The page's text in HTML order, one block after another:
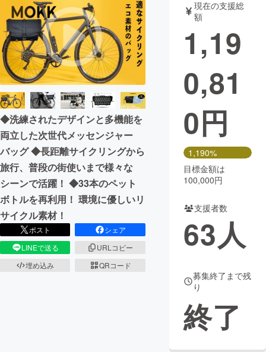
テクノロジー・ガジェット
映像・映画 書籍・雑誌
ビジネス・起業 チャレンジ
まちづくり・地域活性化
CAMPFIRE for Social Good
CAMPFIRE Creation
CAMPFIREふるさと納税
コミュニティ
◆洗練されたデザインと多機能を
両立した次世代メッセンジャー
バッグ ◆長距離サイクリングから
旅行、普段の街使いまで様々な
シーンで活躍！ ◆33本のペット
ボトルを再利用！ 環境に優しいリ
サイクル素材！
ポスト
シェア
LINEで送る
URLコピー
埋め込み
QRコード
現在の支援総
額
1,19
0,81
0円
1,190%
目標金額は
100,000円
支援者数
63人
募集終了まで残
り
終了